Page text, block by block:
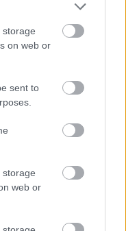
storage
on web or
sent to
storage
web or
#pc game pass